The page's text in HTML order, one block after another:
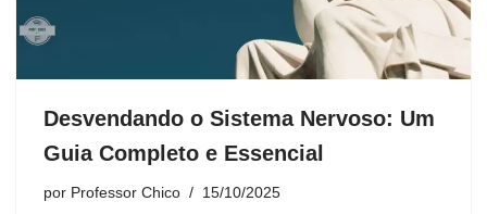
Desvendando o Sistema Nervoso: Um
Guia Completo e Essencial
por Professor Chico 15/10/2025